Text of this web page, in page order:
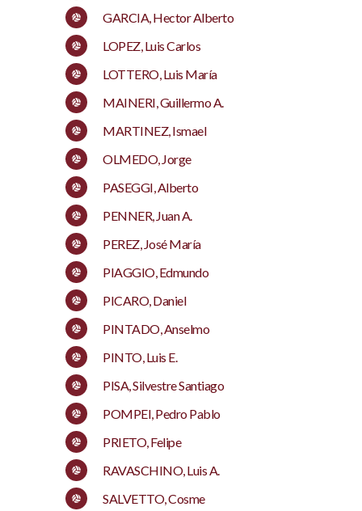
GARCIA, Hector Alberto
LOPEZ, Luis Carlos
LOTTERO, Luis María
MAINERI, Guillermo A.
MARTINEZ, Ismael
OLMEDO, Jorge
PASEGGI, Alberto
PENNER, Juan A.
PEREZ, José María
PIAGGIO, Edmundo
PICARO, Daniel
PINTADO, Anselmo
PINTO, Luis E.
PISA, Silvestre Santiago
POMPEI, Pedro Pablo
PRIETO, Felipe
RAVASCHINO, Luis A.
SALVETTO, Cosme